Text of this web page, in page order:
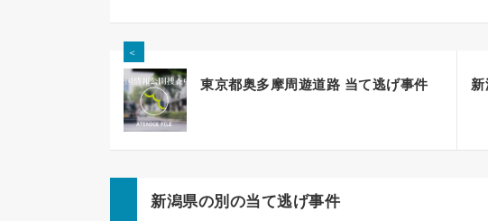
＜
東京都奥多摩周遊道路 当て逃げ事件
新潟県の別の当て逃げ事件